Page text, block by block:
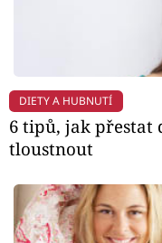
DIETY A HUBNUTÍ
6 tipů, jak přestat
tloustnout